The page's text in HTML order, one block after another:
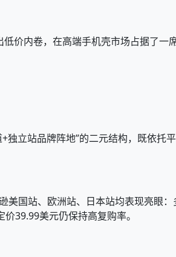
价内卷，在高端手机壳市场占据了一席
独立站品牌阵地”的二元结构，既依
美国站、欧洲站、日本站均表现亮眼
39.99美元仍保持高复购率。